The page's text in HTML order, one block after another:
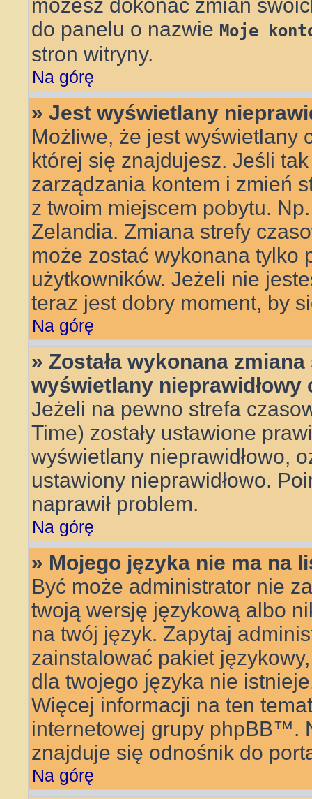
możesz dokonać zmian
do panelu o nazwie Moje
stron witryny.
Na górę
» Jest wyświetlany
Możliwe, że jest wyświetlany
której się znajdujesz. Jeśli
zarządzania kontem i zmień
z twoim miejscem pobytu.
Zelandia. Zmiana strefy
może zostać wykonana tylko
użytkowników. Jeżeli nie
teraz jest dobry moment, by
Na górę
» Została wykonana
wyświetlany nieprawidłowy
Jeżeli na pewno strefa
Time) zostały ustawione
wyświetlany nieprawidłowo,
ustawiony nieprawidłowo.
naprawił problem.
Na górę
» Mojego języka nie ma na
Być może administrator nie
twoją wersję językową albo
na twój język. Zapytaj
zainstalować pakiet
dla twojego języka nie
Więcej informacji na ten
internetowej grupy phpBB™.
znajduje się odnośnik do
Na górę